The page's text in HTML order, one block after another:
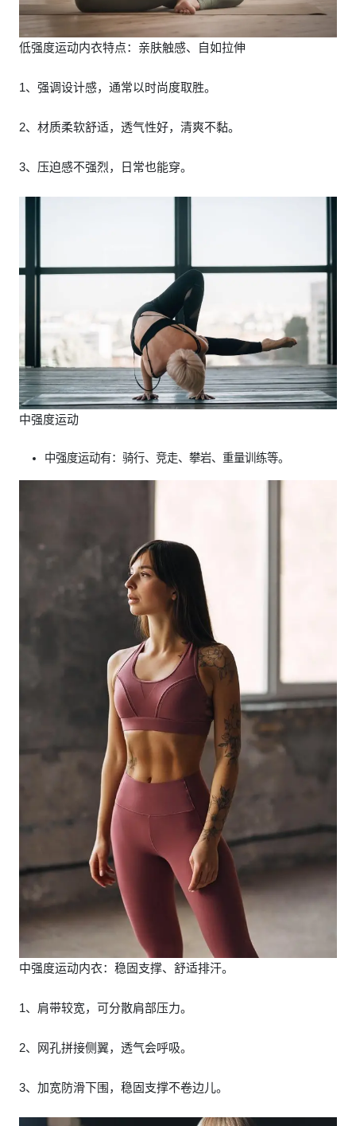
低强度运动内衣特点：亲肤触感、自如拉伸
1、强调设计感，通常以时尚度取胜。
2、材质柔软舒适，透气性好，清爽不黏。
3、压迫感不强烈，日常也能穿。
中强度运动
中强度运动有：骑行、竞走、攀岩、重量训练等。
中强度运动内衣：稳固支撑、舒适排汗。
1、肩带较宽，可分散肩部压力。
2、网孔拼接侧翼，透气会呼吸。
3、加宽防滑下围，稳固支撑不卷边儿。